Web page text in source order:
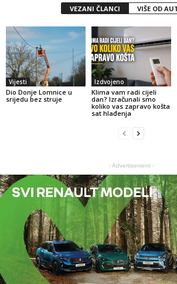
VEZANI ČLANCI VIŠE OD
Vijesti
Dio Donje Lomnice u
srijedu bez struje
Izdvojeno
Klima vam radi cijeli
dan? Izračunali smo
koliko vas zapravo košta
sat hlađenja
- Advertisement -